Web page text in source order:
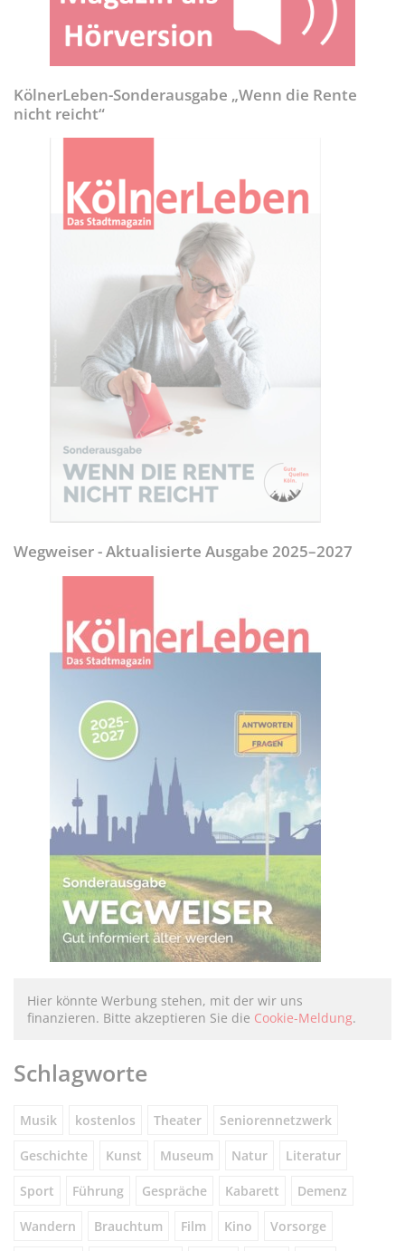
KölnerLeben-Sonderausgabe „Wenn die Rente
nicht reicht“
Wegweiser - Aktualisierte Ausgabe 2025–2027
Hier könnte Werbung stehen, mit der wir uns
finanzieren. Bitte akzeptieren Sie die Cookie-Meldung.
Schlagworte
Musik kostenlos Theater Seniorennetzwerk
Geschichte Kunst Museum Natur Literatur
Sport Führung Gespräche Kabarett Demenz
Wandern Brauchtum Film Kino Vorsorge